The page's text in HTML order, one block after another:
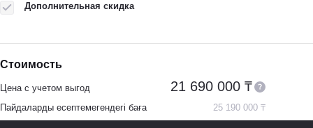
Дополнительная скидка
Стоимость
Цена с учетом выгод 21 690 000 ₸
Пайдаларды есептемегендегі баға 25 190 000 ₸